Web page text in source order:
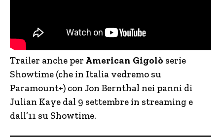
Trailer anche per American Gigolò serie
Showtime (che in Italia vedremo su
Paramount+) con Jon Bernthal nei panni di
Julian Kaye dal 9 settembre in streaming e
dall’11 su Showtime.